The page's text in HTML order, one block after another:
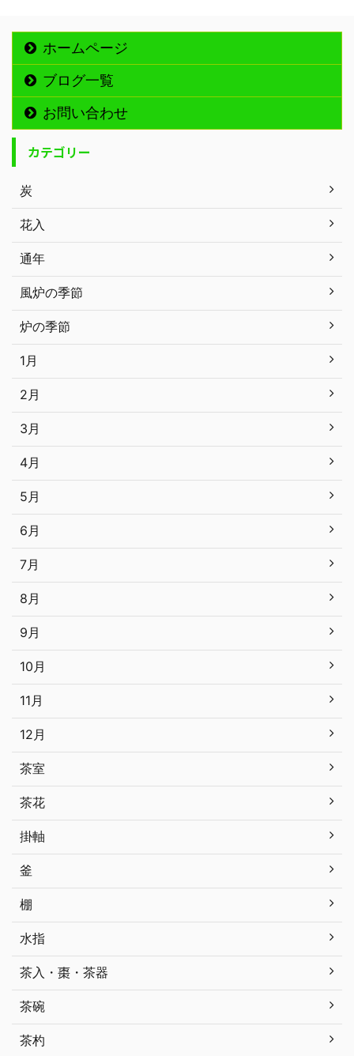
ホームページ
ブログ一覧
お問い合わせ
カテゴリー
炭
花入
通年
風炉の季節
炉の季節
1月
2月
3月
4月
5月
6月
7月
8月
9月
10月
11月
12月
茶室
茶花
掛軸
釜
棚
水指
茶入・棗・茶器
茶碗
茶杓